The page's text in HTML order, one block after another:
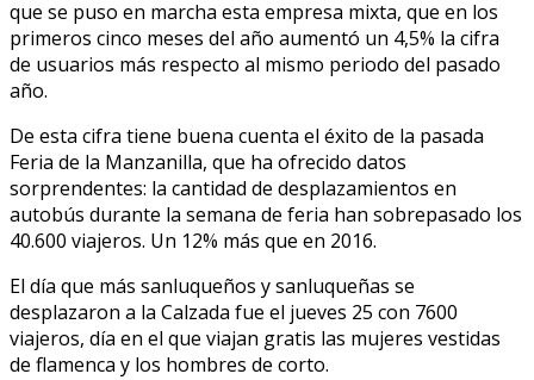
que se puso en marcha esta empresa mixta, que en los
primeros cinco meses del año aumentó un 4,5% la cifra
de usuarios más respecto al mismo periodo del pasado
año.
De esta cifra tiene buena cuenta el éxito de la pasada
Feria de la Manzanilla, que ha ofrecido datos
sorprendentes: la cantidad de desplazamientos en
autobús durante la semana de feria han sobrepasado los
40.600 viajeros. Un 12% más que en 2016.
El día que más sanluqueños y sanluqueñas se
desplazaron a la Calzada fue el jueves 25 con 7600
viajeros, día en el que viajan gratis las mujeres vestidas
de flamenca y los hombres de corto.